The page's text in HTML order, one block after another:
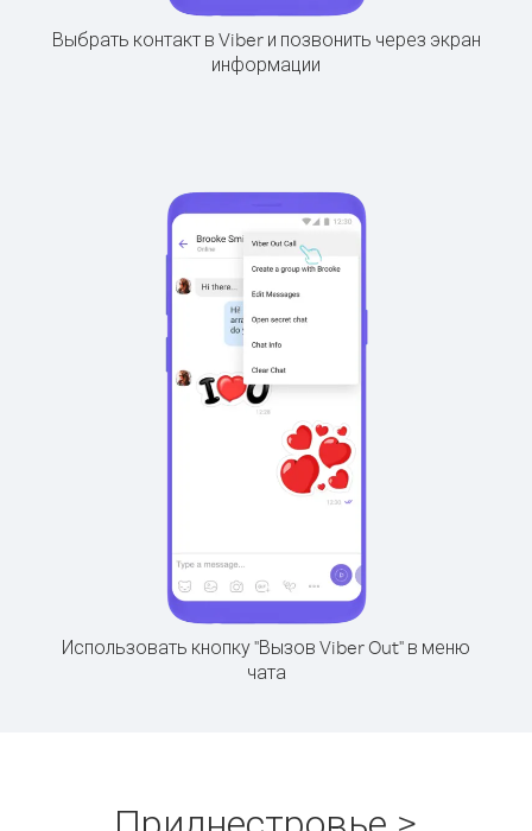
Выбрать контакт в Viber и позвонить через экран
информации
Использовать кнопку "Вызов Viber Out" в меню
чата